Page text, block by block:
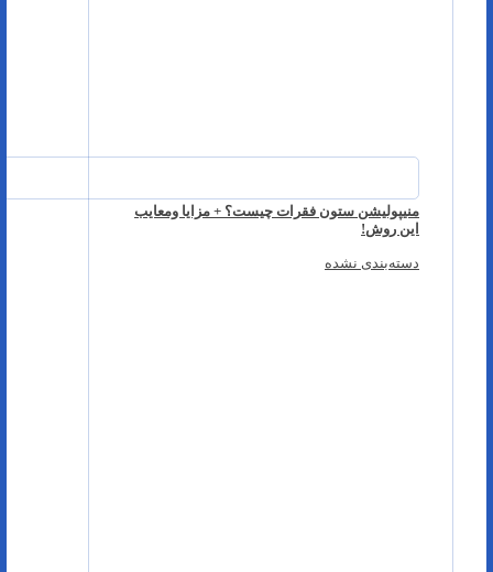
منیپولیشن ستون فقرات چیست؟ + مزایا ومعایب
این روش!
دسته‌بندی نشده